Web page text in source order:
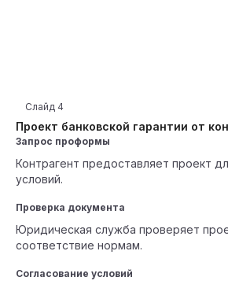
Проект банковской гарантии от
Слайд 4
Запрос проформы
Контрагент предоставляет проект
условий.
Проверка документа
Юридическая служба проверяет
соответствие нормам.
Согласование условий